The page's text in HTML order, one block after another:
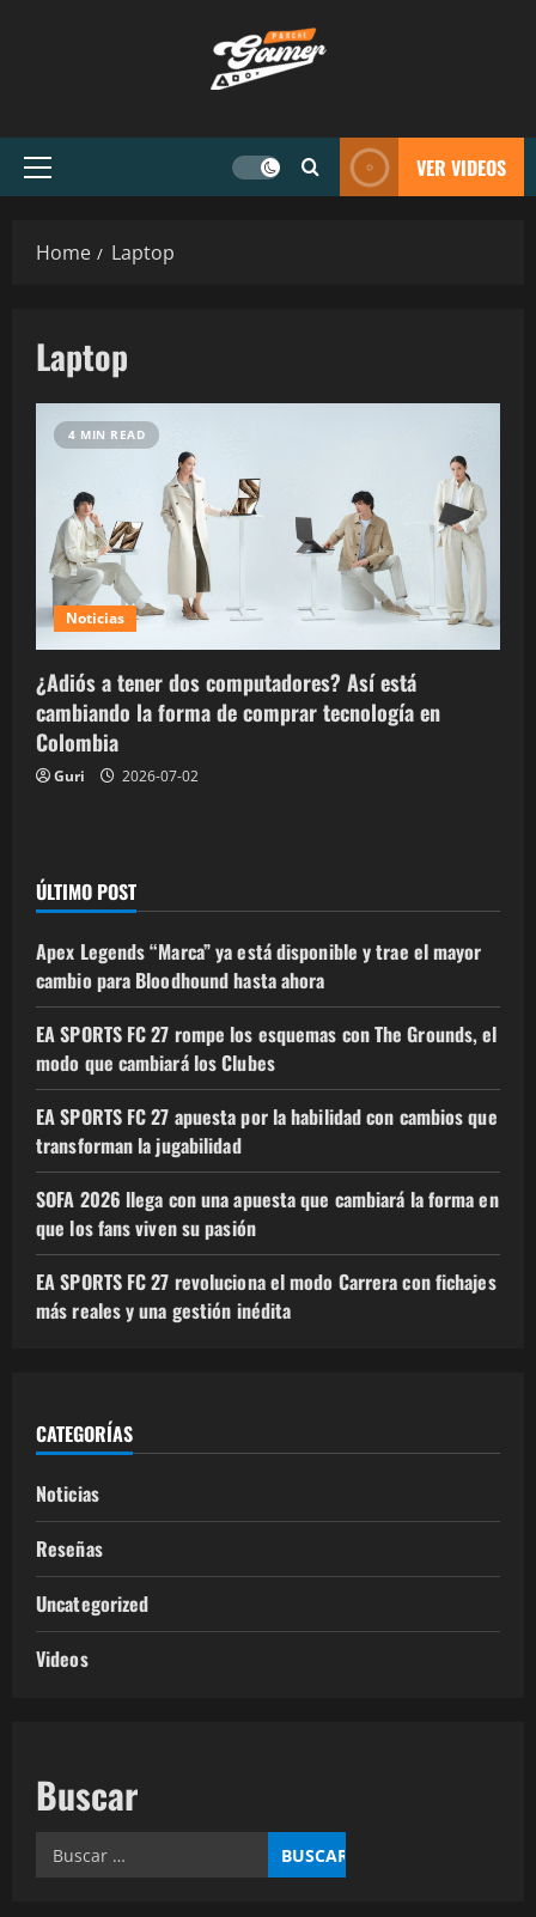
VER VIDEOS
Home Laptop
Laptop
4 MIN READ
Noticias
¿Adiós a tener dos computadores? Así está
cambiando la forma de comprar tecnología en
Colombia
Guri 2026-07-02
ÚLTIMO POST
Apex Legends “Marca” ya está disponible y trae el mayor
cambio para Bloodhound hasta ahora
EA SPORTS FC 27 rompe los esquemas con The Grounds, el
modo que cambiará los Clubes
EA SPORTS FC 27 apuesta por la habilidad con cambios que
transforman la jugabilidad
SOFA 2026 llega con una apuesta que cambiará la forma en
que los fans viven su pasión
EA SPORTS FC 27 revoluciona el modo Carrera con fichajes
más reales y una gestión inédita
CATEGORÍAS
Noticias
Reseñas
Uncategorized
Videos
Buscar